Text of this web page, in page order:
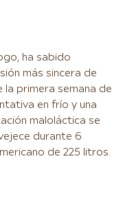
ha sabido
más sincera de
la primera semana de
en frío y una
maloláctica se
durante 6
de 225 litros.